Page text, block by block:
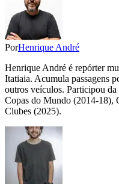
PorHenrique André
Henrique André é repórter
Itatiaia. Acumula passagens
outros veículos. Participou
Copas do Mundo (2014-18),
Clubes (2025).